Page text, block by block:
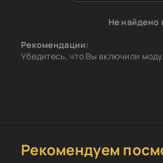
Не найдено
Рекомендации:
Убедитесь, что Вы включили
Рекомендуем